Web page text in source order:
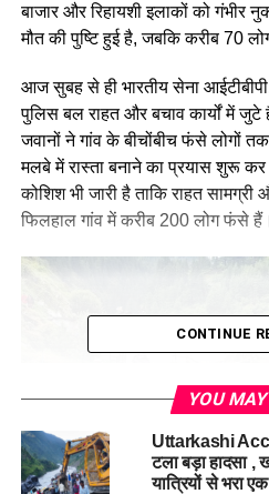
बाजार और रिहायशी इलाकों को गंभीर
मौत की पुष्टि हुई है, जबकि करीब 70
आज सुबह से ही भारतीय सेना
पुलिस बल राहत और बचाव कार्यों में
जवानों ने गांव के बीचोंबीच फंसे लोगों
मलबे में रास्ता बनाने का प्रयास शुरू
कोशिश भी जारी है ताकि राहत
फिलहाल गांव में करीब 200 लोग फंसे हैं।
CONTINUE
YOU
Uttarkashi
टला बड़ा हादसा ,
यात्रियों से भरा